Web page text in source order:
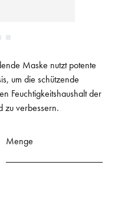
Maske nutzt potente
um die schützende
Feuchtigkeitshaushalt der
zu verbessern.
Menge